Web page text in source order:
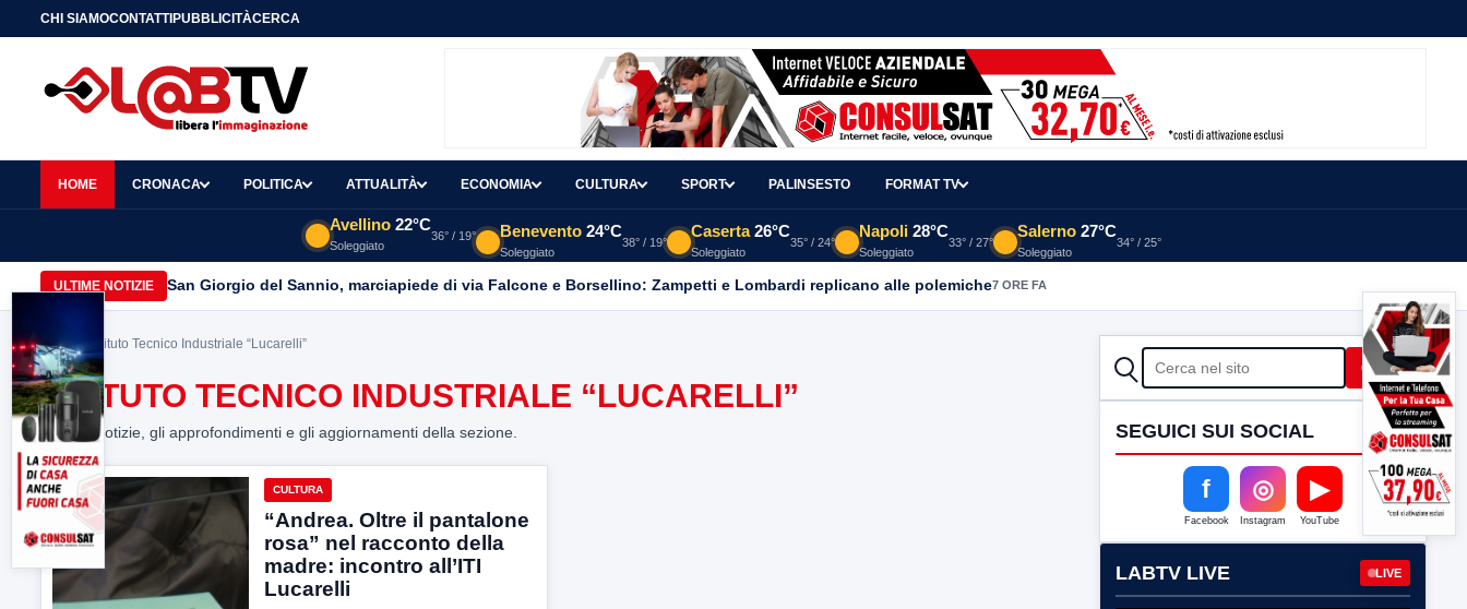
CHI SIAMOCONTATTIPUBBLICITÀCERCA
HOME CRONACA POLITICA ATTUALITÀ ECONOMIA CULTURA SPORT PALINSESTO FORMAT TV
Avellino 22°C
Soleggiato
36° / 19° Benevento 24°C
Soleggiato
38° / 19°
Caserta 26°C
Soleggiato
35° / 24°
Napoli 28°C
Soleggiato
33° / 27°
Salerno 27°C
Soleggiato
34° / 25°
ULTIME NOTIZIE San Giorgio del Sannio, marciapiede di via Falcone e Borsellino: Zampetti e Lombardi replicano alle polemiche7 ORE FA
Home> Istituto Tecnico Industriale “Lucarelli”
ISTITUTO TECNICO INDUSTRIALE “LUCARELLI”
Tutte le notizie, gli approfondimenti e gli aggiornamenti della sezione.
CULTURA
“Andrea. Oltre il pantalone
rosa” nel racconto della
madre: incontro all’ITI
Lucarelli
CERCA Cerca
SEGUICI SUI SOCIAL
f
Facebook
◎
Instagram
▶
YouTube
LABTV LIVE LIVE